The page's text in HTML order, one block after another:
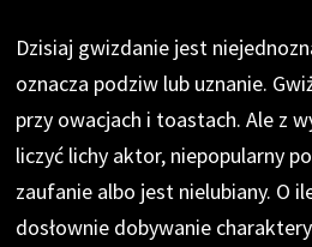
Dzisiaj gwizdanie jest
oznacza podziw lub uznanie.
przy owacjach i toastach. Ale z
liczyć lichy aktor, niepopularny
zaufanie albo jest nielubiany. O
dosłownie dobywanie